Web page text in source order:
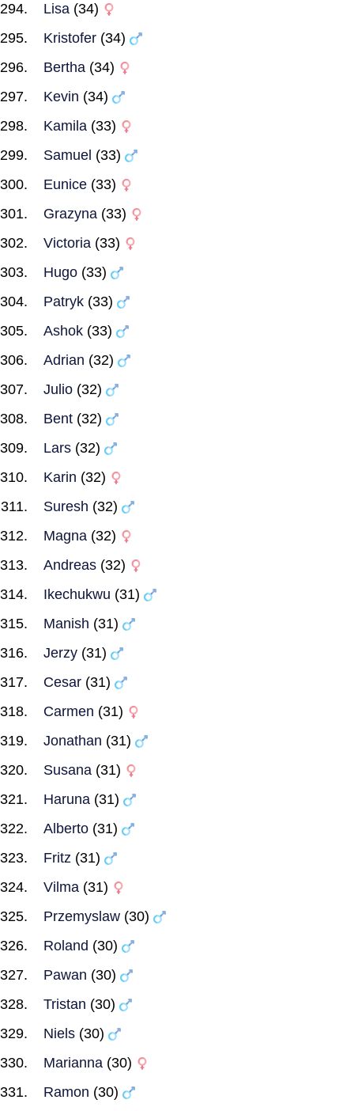
Lisa (34)
Kristofer (34)
Bertha (34)
Kevin (34)
Kamila (33)
Samuel (33)
Eunice (33)
Grazyna (33)
Victoria (33)
Hugo (33)
Patryk (33)
Ashok (33)
Adrian (32)
Julio (32)
Bent (32)
Lars (32)
Karin (32)
Suresh (32)
Magna (32)
Andreas (32)
Ikechukwu (31)
Manish (31)
Jerzy (31)
Cesar (31)
Carmen (31)
Jonathan (31)
Susana (31)
Haruna (31)
Alberto (31)
Fritz (31)
Vilma (31)
Przemyslaw (30)
Roland (30)
Pawan (30)
Tristan (30)
Niels (30)
Marianna (30)
Ramon (30)